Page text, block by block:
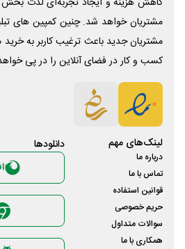
مشتریان خواهد شد. چنین کمپین های
مشتریان جدید باعث ترغیب کاربر به
کسب و کار در فضای آنلاین را در پی
لینک‌های مهم
درباره ما
تماس با ما
قوانین استفاده
حریم خصوصی
سوالات متداول
همکاری با ما
دانلود‌ها